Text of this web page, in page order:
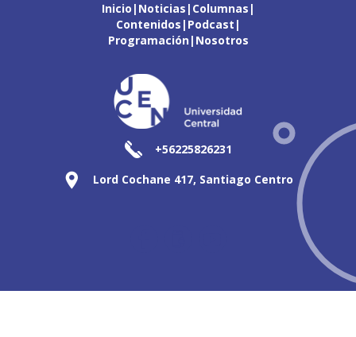
Inicio Noticias Columnas
Contenidos Podcast
Programación Nosotros
+56225826231
Lord Cochane 417, Santiago Centro